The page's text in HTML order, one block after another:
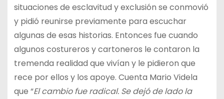
situaciones de esclavitud y exclusión se conmovió
y pidió reunirse previamente para escuchar
algunas de esas historias. Entonces fue cuando
algunos costureros y cartoneros le contaron la
tremenda realidad que vivían y le pidieron que
rece por ellos y los apoye. Cuenta Mario Videla
que “El cambio fue radical. Se dejó de lado la